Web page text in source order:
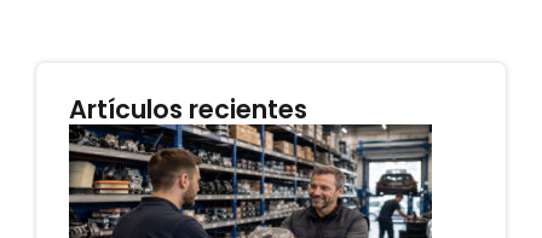
Artículos recientes